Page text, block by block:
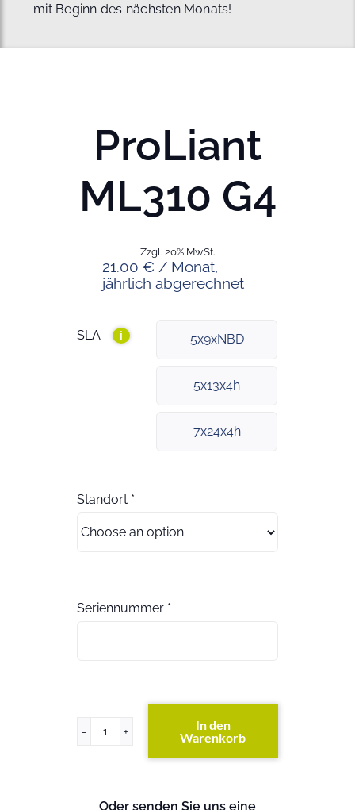
mit Beginn des nächsten Monats!
ProLiant
ML310 G4
21.00 € / Monat,
jährlich abgerechnet
Zzgl. 20% MwSt.
SLA i 5x9xNBD
5x13x4h
7x24x4h
Standort *
Seriennummer *
ProLiant
In den
Warenkorb
Oder senden Sie uns eine